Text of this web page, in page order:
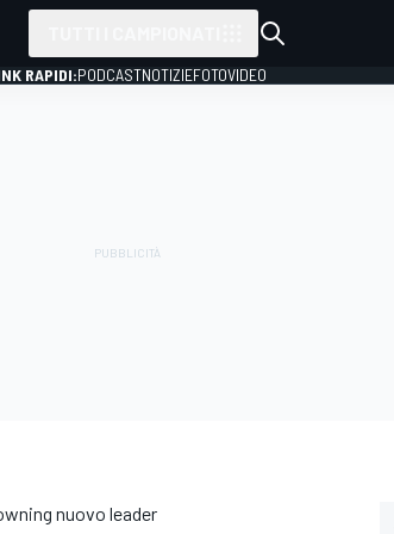
RAPIDI:PODCASTNOTIZIEFOTOVIDEO
nuovo leader